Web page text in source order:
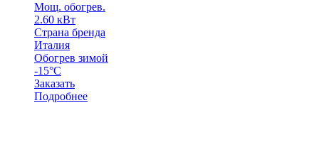
Мощ. обогрев.
2.60 кВт
Страна бренда
Италия
Обогрев зимой
-15°С
Заказать
Подробнее